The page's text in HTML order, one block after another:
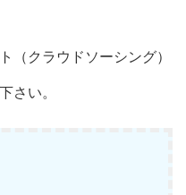
（クラウドソーシング）
さい。